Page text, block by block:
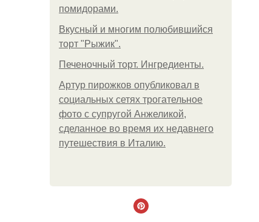
помидорами.
Вкусный и многим полюбившийся
торт "Рыжик".
Печеночный торт. Ингредиенты.
Артур пирожков опубликовал в
социальных сетях трогательное
фото с супругой Анжеликой,
сделанное во время их недавнего
путешествия в Италию.